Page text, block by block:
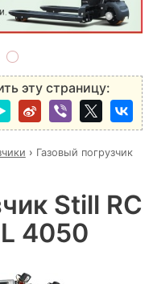
эту страницу:
› Газовый погрузчик
Still RC
4050